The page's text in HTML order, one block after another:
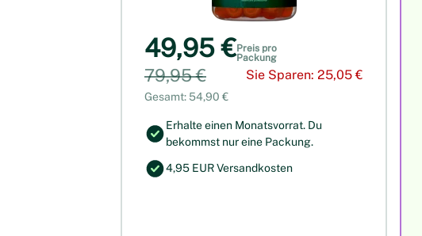
49,95 €Preis pro
Packung
79,95 € Sie Sparen: 25,05 €
Gesamt: 54,90 €
Erhalte einen Monatsvorrat. Du
bekommst nur eine Packung.
4,95 EUR Versandkosten